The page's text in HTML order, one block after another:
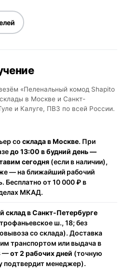
«Пеленальный комод Shapito
в Москве и Санкт-
и Калуге, ПВЗ по всей России.
со склада в Москве. При
до 13:00 в будний день —
сегодня (если в наличии),
— на ближайший рабочий
Бесплатно от 10 000 ₽ в
МКАД.
склад в Санкт-Петербурге
ш., 18; без
со склада). Доставка
транспортом или выдача в
—от 2 рабочих дней (точную
подтвердит менеджер).